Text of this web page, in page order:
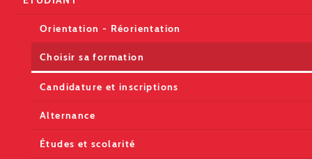
Orientation - Réorientation
Choisir sa formation
Candidature et inscriptions
Alternance
Études et scolarité